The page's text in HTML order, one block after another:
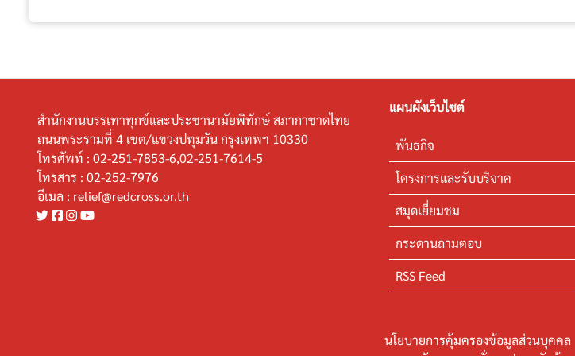
สำนักงานบรรเทาทุกข์และประชานามัยพิทักษ์ สภากาชาดไทย
ถนนพระรามที่ 4 เขต/แขวงปทุมวัน กรุงเทพฯ 10330
โทรศัพท์ : 02-251-7853-6,02-251-7614-5
โทรสาร : 02-252-7976
อีเมล : relief@redcross.or.th
แผนผังเว็บไซต์
พันธกิจ
โครงการและรับบริจาค
สมุดเยี่ยมชม
กระดานถามตอบ
RSS Feed
นโยบายการคุ้มครองข้อมูลส่วนบุคคล